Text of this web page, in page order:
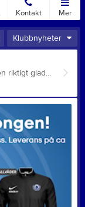
Kontakt Mer
Klubbnyheter
Vi vill önska alla spelare, ledare och föräldrar en riktigt glad midsommar och samtidigt passa på att tacka för en fantastisk vårsäsong. Ett stort tack till alla som deltagit i försäljningen av Sportlotten under våren. Tack vare ert engagemang gav kampanjen ett välkommet tillskott på cirka 25 000 kronor till föreningen. Nu laddar vi också upp inför vecka 29 då vi återigen är värdförening under Gothia Cup. Vi är glada över att vårt värdskap skapar förutsättning för vårt P2014-lag att delta i årets cup, och vi hoppas att det kan bli en återkommande tradition för klubben att erbjuda våra 12-åringar denna upplevelse genom att vi är värdförening. Spelschemat har publicerats idag så kolla hemsida eller app för att se när och var ni kan heja fram vårt P14-lag och vilka lag som ska gästa oss på Furulundsplanen. Ett extra stort tack till alla föräldrar, ledare och ungdomar som ställer upp och hjälper till mitt i sommaren. Utan er hade detta inte varit möjligt. Vi önskar er alla en riktigt glad midsommar och en härlig sommar! ☀️🌼⚽ / Styrelsen